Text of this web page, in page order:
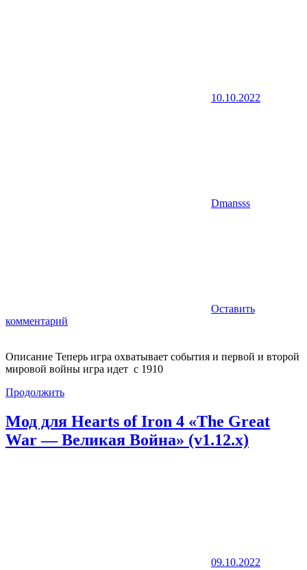
10.10.2022
Dmansss
Оставить
комментарий
Описание Теперь игра охватывает события и первой и второй
мировой войны игра идет с 1910
Продолжить
Мод для Hearts of Iron 4 «The Great
War — Великая Война» (v1.12.x)
09.10.2022